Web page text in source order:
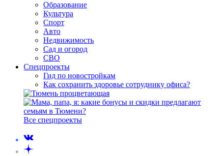
Образование
Культура
Спорт
Авто
Недвижимость
Сад и огород
СВО
Спецпроекты
Гид по новостройкам
Как сохранить здоровье сотруднику офиса?
Все спецпроекты